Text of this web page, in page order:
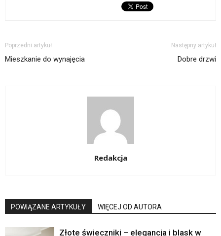
Poprzedni artykuł
Mieszkanie do wynajęcia
Następny artykuł
Dobre drzwi
Redakcja
POWIĄZANE ARTYKUŁY WIĘCEJ OD AUTORA
Złote świeczniki – elegancja i blask w